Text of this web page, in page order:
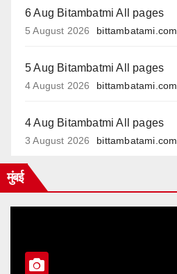
6 Aug Bitambatmi All pages
5 August 2026 bittambatami.com
5 Aug Bitambatmi All pages
4 August 2026 bittambatami.com
4 Aug Bitambatmi All pages
3 August 2026 bittambatami.com
मुंबई